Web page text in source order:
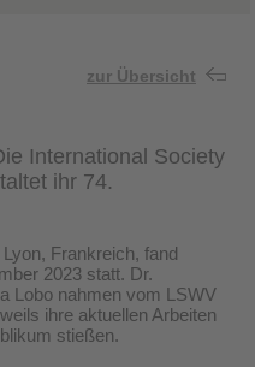
zur Übersicht
International Society
ihr 74.
Frankreich, fand
2023 statt. Dr.
Lobo nahmen vom LSWV
ihre aktuellen Arbeiten
stießen.